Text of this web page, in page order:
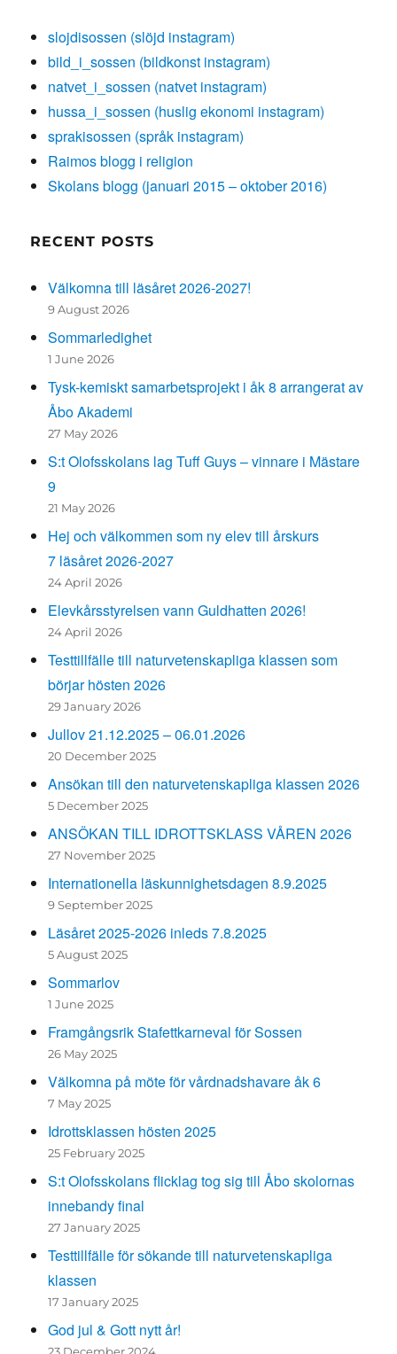
slojdisossen (slöjd instagram)
bild_i_sossen (bildkonst instagram)
natvet_i_sossen (natvet instagram)
hussa_i_sossen (huslig ekonomi instagram)
sprakisossen (språk instagram)
Raimos blogg i religion
Skolans blogg (januari 2015 – oktober 2016)
RECENT POSTS
Välkomna till läsåret 2026-2027!
9 August 2026
Sommarledighet
1 June 2026
Tysk-kemiskt samarbetsprojekt i åk 8 arrangerat av
Åbo Akademi
27 May 2026
S:t Olofsskolans lag Tuff Guys – vinnare i Mästare
9
21 May 2026
Hej och välkommen som ny elev till årskurs
7 läsåret 2026-2027
24 April 2026
Elevkårsstyrelsen vann Guldhatten 2026!
24 April 2026
Testtillfälle till naturvetenskapliga klassen som
börjar hösten 2026
29 January 2026
Jullov 21.12.2025 – 06.01.2026
20 December 2025
Ansökan till den naturvetenskapliga klassen 2026
5 December 2025
ANSÖKAN TILL IDROTTSKLASS VÅREN 2026
27 November 2025
Internationella läskunnighetsdagen 8.9.2025
9 September 2025
Läsåret 2025-2026 inleds 7.8.2025
5 August 2025
Sommarlov
1 June 2025
Framgångsrik Stafettkarneval för Sossen
26 May 2025
Välkomna på möte för vårdnadshavare åk 6
7 May 2025
Idrottsklassen hösten 2025
25 February 2025
S:t Olofsskolans flicklag tog sig till Åbo skolornas
innebandy final
27 January 2025
Testtillfälle för sökande till naturvetenskapliga
klassen
17 January 2025
God jul & Gott nytt år!
23 December 2024